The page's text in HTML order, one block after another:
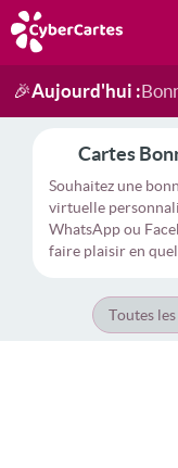
Anniversaire
Fête du jour
Amour
Amitié
Merci
Toutes les
🎉Aujourd'hui :
Cartes
Souhaitez une
virtuelle
WhatsApp ou
faire plaisir en
Toutes